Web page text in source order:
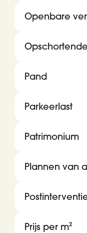
Openbare
Pand
Parkeerlast
Patrimonium
Plannen van
Prijs per m²